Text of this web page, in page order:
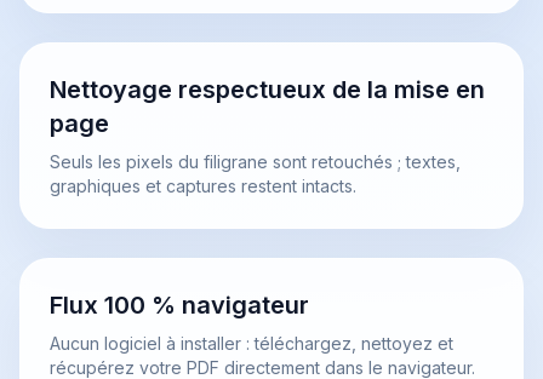
Nettoyage respectueux de la mise en
page
Seuls les pixels du filigrane sont retouchés ; textes,
graphiques et captures restent intacts.
Flux 100 % navigateur
Aucun logiciel à installer : téléchargez, nettoyez et
récupérez votre PDF directement dans le navigateur.